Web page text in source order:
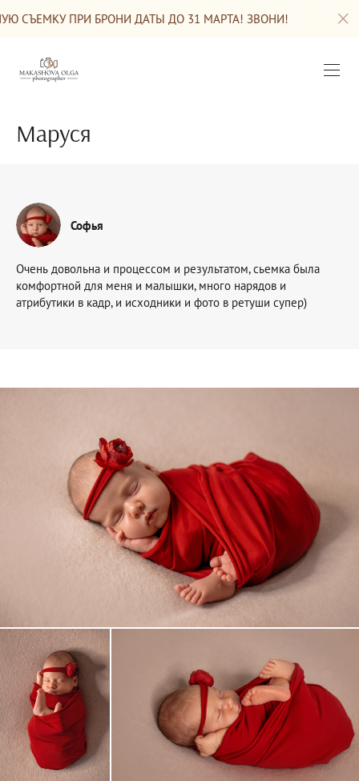
ПРИ БРОНИ ДАТЫ ДО 31 МАРТА! ЗВОНИ! СКИДКА
Маруся
Софья
Очень довольна и процессом и результатом, сьемка была
комфортной для меня и малышки, много нарядов и
атрибутики в кадр, и исходники и фото в ретуши супер)